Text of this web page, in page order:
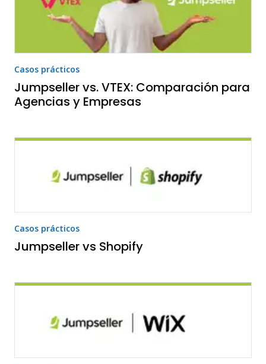
Casos prácticos
Jumpseller vs. VTEX: Comparación para
Agencias y Empresas
Casos prácticos
Jumpseller vs Shopify